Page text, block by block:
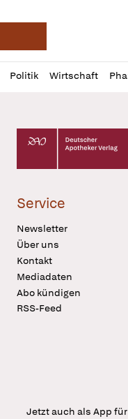
Deutsche
Politik Wirtschaft
Profil
öffnen
Daz
Pur
Deutscher Apotheker
Service
Newsletter
Über uns
Kontakt
Mediadaten
Abo kündigen
RSS-Feed
Jetzt auch als App